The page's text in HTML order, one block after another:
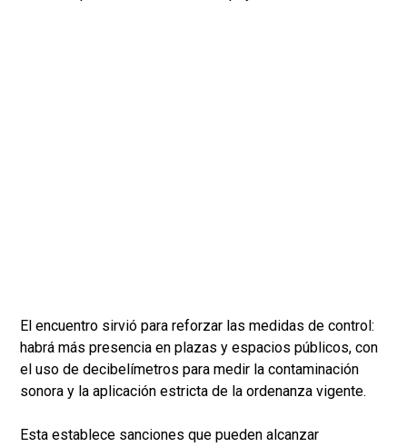
El encuentro sirvió para reforzar las medidas de control:
habrá más presencia en plazas y espacios públicos, con
el uso de decibelímetros para medir la contaminación
sonora y la aplicación estricta de la ordenanza vigente.
Esta establece sanciones que pueden alcanzar